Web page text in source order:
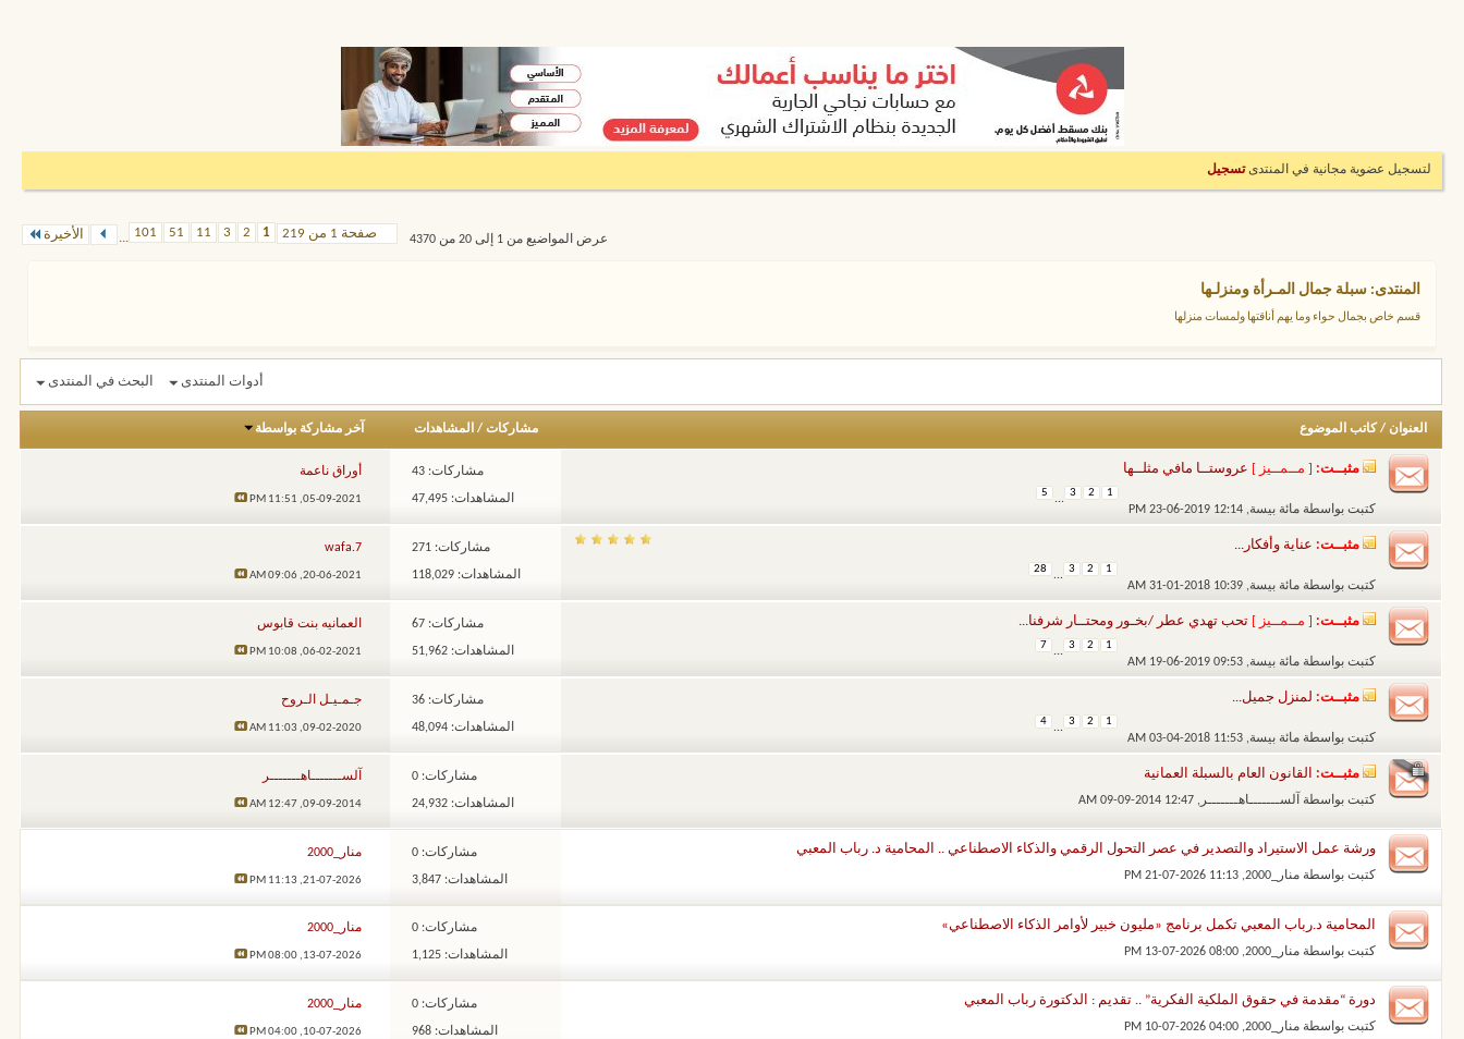
لتسجيل عضوية مجانية في المنتدىتسجيل
صفحة 1 من 219 1
2
3
11
51
101
... الأخيرة عرض المواضيع من 1 إلى 20 من 4370
المنتدى: سبلة جمال المـرأة ومنزلـها
قسم خاص بجمال حواء وما يهم أناقتها ولمسات منزلها
أدوات المنتدى البحث في المنتدى
العنوان / كاتب الموضوع مشاركات/ المشاهدات آخر مشاركة بواسطة
مثبــت: [ مــمــيز ] عروستــا مافي مثلــها
كتبت بواسطة مائة بيسة‏, 23-06-2019 12:14 PM
1
2
3
...
5
مشاركات: 43
المشاهدات: 47,495
أوراق ناعمة
05-09-2021,
11:51 PM
مثبــت: عناية وأفكار...
كتبت بواسطة مائة بيسة‏, 31-01-2018 10:39 AM
1
2
3
...
28
مشاركات: 271
المشاهدات: 118,029
wafa.7
20-06-2021,
09:06 AM
مثبــت: [ مــمــيز ] تحب تهدي عطر /بخـور ومحتــار شرفنا...
كتبت بواسطة مائة بيسة‏, 19-06-2019 09:53 AM
1
2
3
...
7
مشاركات: 67
المشاهدات: 51,962
العمانيه بنت قابوس
06-02-2021,
10:08 PM
مثبــت: لمنزل جميل...
كتبت بواسطة مائة بيسة‏, 03-04-2018 11:53 AM
1
2
3
...
4
مشاركات: 36
المشاهدات: 48,094
جـمـيـل الـروح
09-02-2020,
11:03 AM
مثبــت: القانون العام بالسبلة العمانية
كتبت بواسطة آلســـــــاهـــــــر ‏, 09-09-2014 12:47 AM
مشاركات: 0
المشاهدات: 24,932
آلســـــــاهـــــــر
09-09-2014,
12:47 AM
ورشة عمل الاستيراد والتصدير في عصر التحول الرقمي والذكاء الاصطناعي .. ‏المحامية د. رباب المعبي
كتبت بواسطة منار_2000 ‏, 21-07-2026 11:13 PM
مشاركات: 0
المشاهدات: 3,847
منار_2000
21-07-2026,
11:13 PM
المحامية د.رباب المعبي تكمل برنامج «مليون خبير لأوامر الذكاء الاصطناعي»
كتبت بواسطة منار_2000 ‏, 13-07-2026 08:00 PM
مشاركات: 0
المشاهدات: 1,125
منار_2000
13-07-2026,
08:00 PM
دورة “مقدمة في حقوق الملكية الفكرية” .. تقديم : الدكتورة رباب المعبي
كتبت بواسطة منار_2000 ‏, 10-07-2026 04:00 PM
مشاركات: 0
المشاهدات: 968
منار_2000
10-07-2026,
04:00 PM